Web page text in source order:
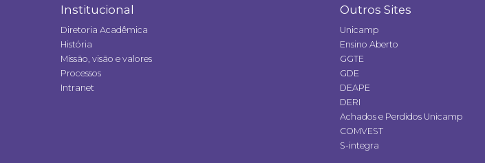
Institucional
Diretoria Acadêmica
História
Missão, visão e valores
Processos
Intranet
Outros Sites
Unicamp
Ensino Aberto
GGTE
GDE
DEAPE
DERI
Achados e Perdidos Unicamp
COMVEST
S-integra